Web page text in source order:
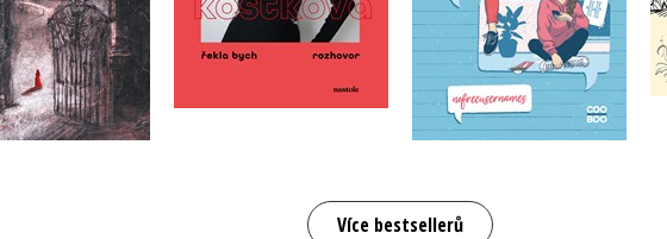
Do košíku
979 Kč
783 Kč
Do košíku
399 Kč
319 Kč
Do košíku
449 Kč
359 Kč
Více bestsellerů